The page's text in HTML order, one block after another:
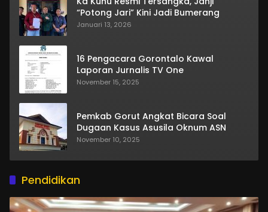
“Potong Jari” Kini Jadi Bumerang
Januari 13, 2026
16 Pengacara Gorontalo Kawal
Laporan Jurnalis TV One
November 15, 2025
Pemkab Gorut Angkat Bicara Soal
Dugaan Kasus Asusila Oknum ASN
November 10, 2025
Pendidikan